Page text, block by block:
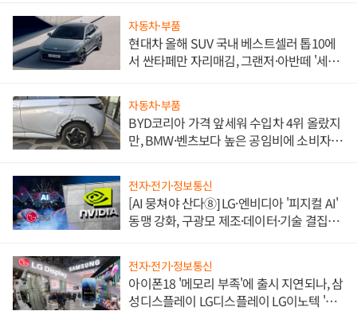
자동차·부품
현대차 올해 SUV 국내 베스트셀러 톱10에
서 싼타페만 자리매김, 그랜저·아반떼 '세단
자동차·부품
BYD코리아 가격 앞세워 수입차 4위 올랐지
만, BMW·벤츠보다 높은 공임비에 소비자
전자·전기·정보통신
[AI 뭉쳐야 산다⑧] LG·엔비디아 '피지컬 AI'
동맹 강화, 구광모 제조·데이터·기술 결집
전자·전기·정보통신
아이폰18 '메모리 부족'에 출시 지연되나, 삼
성디스플레이 LG디스플레이 LG이노텍 '탈